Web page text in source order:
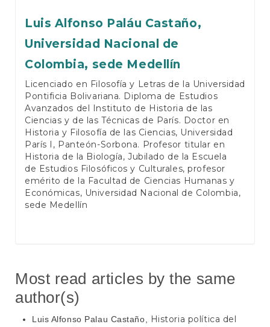
Luis Alfonso Paláu Castaño,
Universidad Nacional de
Colombia, sede Medellín
Licenciado en Filosofía y Letras de la Universidad
Pontificia Bolivariana. Diploma de Estudios
Avanzados del Instituto de Historia de las
Ciencias y de las Técnicas de París. Doctor en
Historia y Filosofía de las Ciencias, Universidad
París I, Panteón-Sorbona. Profesor titular en
Historia de la Biología, Jubilado de la Escuela
de Estudios Filosóficos y Culturales, profesor
emérito de la Facultad de Ciencias Humanas y
Económicas, Universidad Nacional de Colombia,
sede Medellín
Most read articles by the same
author(s)
Luis Alfonso Palau Castaño, Historia política del